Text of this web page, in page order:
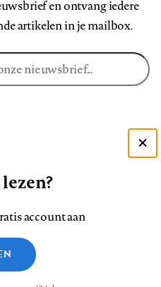
en ontvang iedere
artikelen in je mailbox.
YouTube
Privacy
vragen verdienen
antwoorden
account aan